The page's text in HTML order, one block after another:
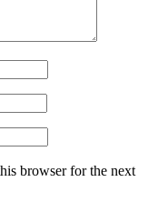
browser for the next